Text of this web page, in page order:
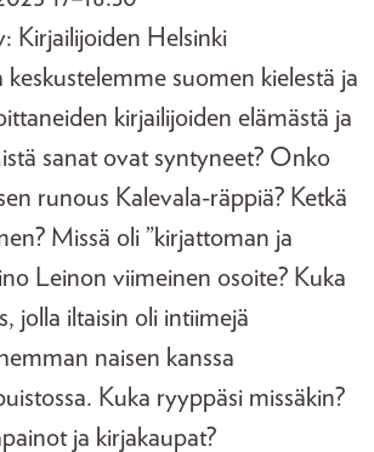
Kirjailijoiden Helsinki
keskustelemme suomen kielestä ja
kirjailijoiden elämästä ja
sanat ovat syntyneet? Onko
runous Kalevala-räppiä? Ketkä
Missä oli ”kirjattoman ja
Leinon viimeinen osoite? Kuka
jolla iltaisin oli intiimejä
naisen kanssa
Kuka ryyppäsi missäkin?
ja kirjakaupat?